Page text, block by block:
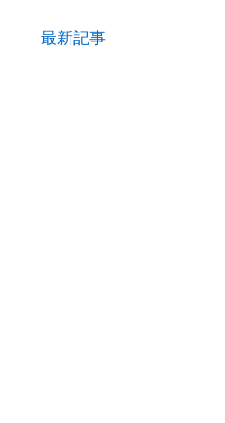
最新記事